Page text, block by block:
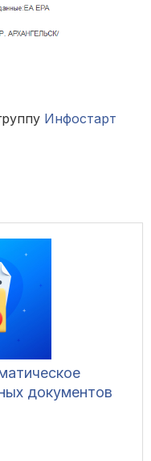
Инфостарт
документов